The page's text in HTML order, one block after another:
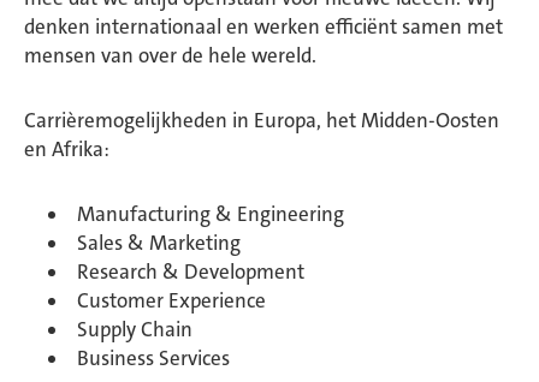
denken internationaal en werken efficiënt samen met
mensen van over de hele wereld.
Carrièremogelijkheden in Europa, het Midden-Oosten
en Afrika:
Manufacturing & Engineering
Sales & Marketing
Research & Development
Customer Experience
Supply Chain
Business Services